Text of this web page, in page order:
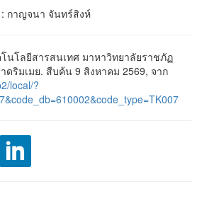
กาญจนา จันทร์สิงห์
นโลยีสารสนเทศ มาหาวิทยาลัยราชภัฏ
ดริมเมย. สืบค้น 9 สิงหาคม 2569, จาก
local/?